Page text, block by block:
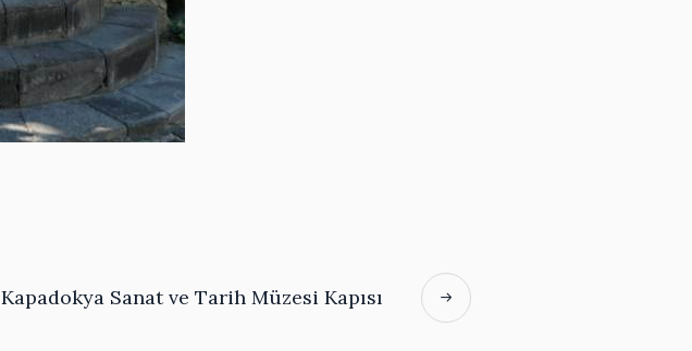
Kapadokya Sanat ve Tarih Müzesi Kapısı